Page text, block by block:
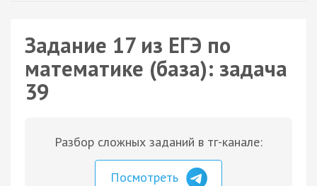
Задание 17 из ЕГЭ по
математике (база): задача
39
Разбор сложных заданий в тг-канале:
Посмотреть